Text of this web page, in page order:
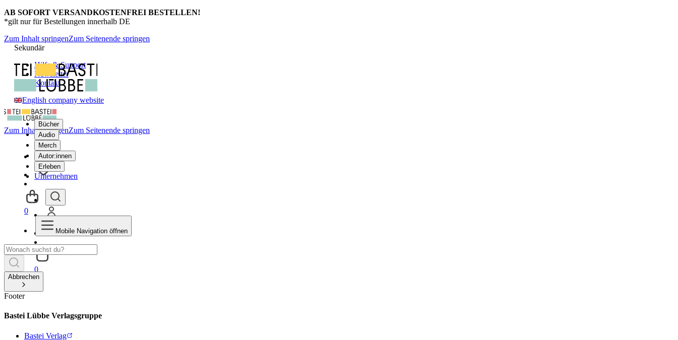
AB SOFORT VERSANDKOSTENFREI BESTELLEN!
*gilt nur für Bestellungen innerhalb DE
Zum Inhalt springenZum Seitenende springen
Sekundär
Hilfe & Support
Newsletter
Kontakt
English company website
Bücher
Audio
Merch
Autor:innen
Erleben
Unternehmen
0
Zum Inhalt springenZum Seitenende springen
0
Mobile Navigation öffnen
Abbrechen
Footer
Bastei Lübbe Verlagsgruppe
Bastei Verlag